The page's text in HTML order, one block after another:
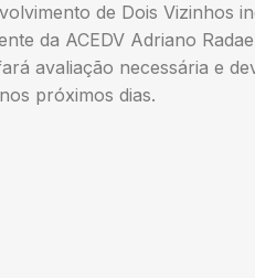
de Dois Vizinhos
da ACEDV Adriano
avaliação necessária e
próximos dias.